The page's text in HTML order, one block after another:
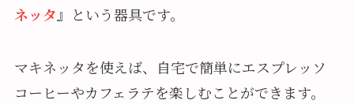
ネッタ 』という器具です。
マキネッタを使えば、自宅で簡単にエスプレッソ
コーヒーやカフェラテを楽しむことができます。